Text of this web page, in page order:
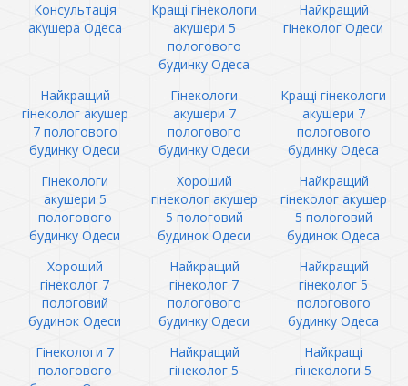
Консультація
акушера Одеса
Кращі гінекологи
акушери 5
пологового
будинку Одеса
Найкращий
гінеколог Одеси
Найкращий
гінеколог акушер
7 пологового
будинку Одеси
Гінекологи
акушери 7
пологового
будинку Одеси
Кращі гінекологи
акушери 7
пологового
будинку Одеса
Гінекологи
акушери 5
пологового
будинку Одеси
Хороший
гінеколог акушер
5 пологовий
будинок Одеси
Найкращий
гінеколог акушер
5 пологовий
будинок Одеса
Хороший
гінеколог 7
пологовий
будинок Одеси
Найкращий
гінеколог 7
пологового
будинку Одеси
Найкращий
гінеколог 5
пологового
будинку Одеса
Гінекологи 7
пологового
Найкращий
гінеколог 5
Найкращі
гінекологи 5